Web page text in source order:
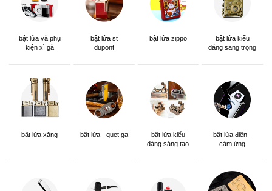
bật lửa và phụ
kiện xì gà
bật lửa st
dupont
bật lửa zippo
bật lửa kiểu
dáng sang trọng
bật lửa xăng bật lửa - quẹt ga
bật lửa kiểu
dáng sáng tạo
bật lửa điện -
cảm ứng